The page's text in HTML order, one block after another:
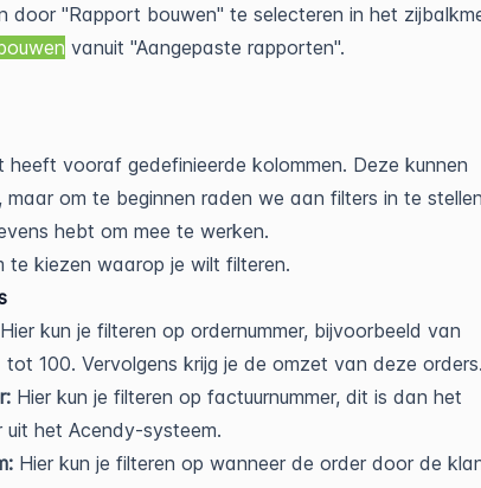
door "Rapport bouwen" te selecteren in het
vanuit "Aangepaste rapporten".
heeft vooraf gedefinieerde kolommen. Deze kunnen
maar om te beginnen raden we aan filters in te stellen
hebt om mee te werken.
te kiezen waarop je wilt filteren.
Hier kun je filteren op ordernummer, bijvoorbeeld van
tot 100. Vervolgens krijg je de omzet van deze orders.
Hier kun je filteren op factuurnummer, dit is dan het
uit het Acendy-systeem.
Hier kun je filteren op wanneer de order door de